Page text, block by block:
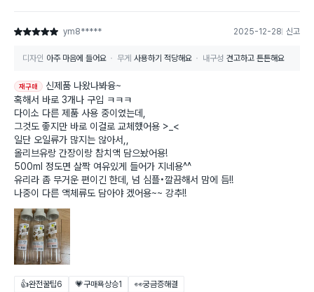
별점 5점 ym8***** 2025-12-28 신고
디자인 아주 마음에 들어요 무게 사용하기 적당해요 내구성 견고하고 튼튼해요
재구매
신제품 나왔나봐융~
혹해서 바로 3개나 구입 ㅋㅋㅋ
다이소 다른 제품 사용 중이였는데,
그것도 좋지만 바로 이걸로 교체했어용 >_<
일단 오일류가 많지는 않아서,,
올리브유랑 간장이랑 참치액 담으놨어용!
500ml 정도면 살짝 여유있게 들어가 지네용^^
유리라 좀 무거운 편이긴 한데, 넘 심플•깔끔해서 맘에 듬!!
나중이 다른 액체류도 담아야 겠어용~~ 강추!!
👍완전꿀팁6 💗구매욕상승1 👀궁금증해결